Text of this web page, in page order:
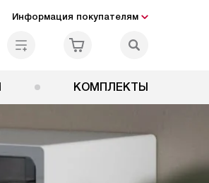
Информация покупателям
КОМПЛЕКТЫ